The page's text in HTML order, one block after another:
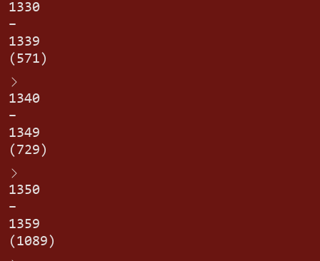
1330
–
1339
(571)
1340
–
1349
(729)
1350
–
1359
(1089)